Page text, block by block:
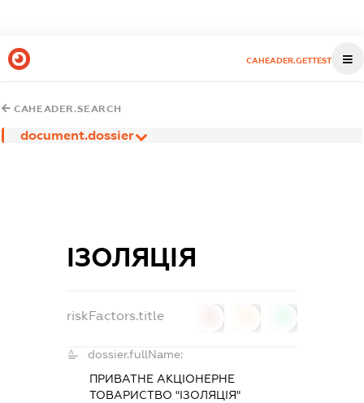
CAHEADER.GETTEST
CAHEADER.SEARCH
document.dossier
ІЗОЛЯЦІЯ
riskFactors.title
dossier.fullName:
ПРИВАТНЕ АКЦІОНЕРНЕ
ТОВАРИСТВО "ІЗОЛЯЦІЯ"